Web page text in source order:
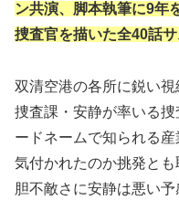
ン共演、脚本執筆に9年
捜査官を描いた全40話
双清空港の各所に鋭い
捜査課・安静が率いる
ードネームで知られる
気付かれたのか挑発と
胆不敵さに安静は悪い